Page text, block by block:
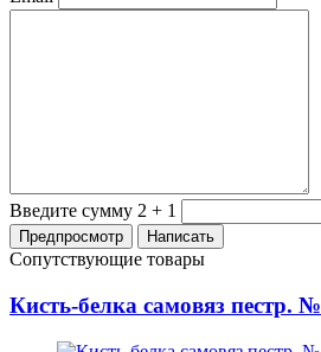
Введите сумму 2 + 1
Сопутствующие товары
Кисть-белка самовяз пестр.